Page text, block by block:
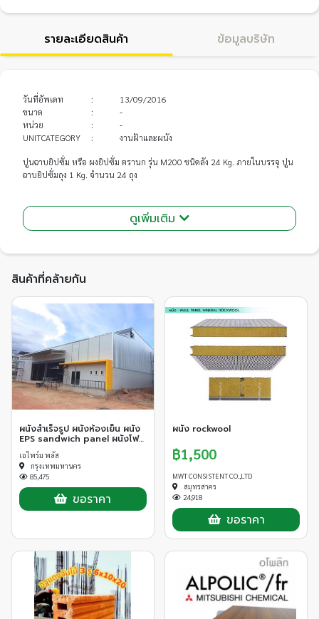
รายละเอียดสินค้า ข้อมูลบริษัท
วันที่อัพเดท :
13/09/2016
ขนาด
:
-
หน่วย
:
-
UNITCATEGORY
: งานฝ้าและผนัง
ปูนฉาบยิปซั่ม หรือ ผงยิปซั่ม ตรานก รุ่น M200 ชนิดลัง 24 Kg. ภายในบรรจุ ปูน
ฉาบยิปซั่มถุง 1 Kg. จำนวน 24 ถุง
ดูเพิ่มเติม
สินค้าที่คล้ายกัน
ผนังสำเร็จรูป ผนังห้องเย็น ผนัง
EPS sandwich panel ผนังโฟม
หลังคา หลังคาฉนวนกันร้อน
เอไพร์ม พลัส
กรุงเทพมหานคร
85,475
ขอราคา
ผนัง rockwool
฿1,500
MWT CONSISTENT CO.,LTD
สมุทรสาคร
24,918
ขอราคา